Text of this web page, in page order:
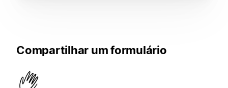
Compartilhar um formulário